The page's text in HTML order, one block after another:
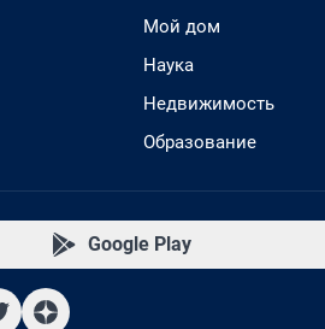
Мой дом
Наука
Недвижимость
Образование
Google Play